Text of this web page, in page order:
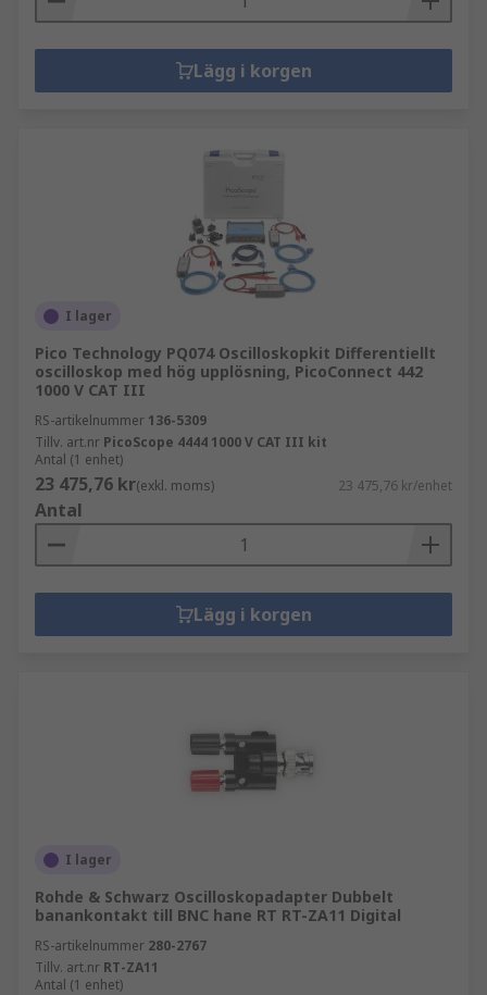
Lägg i korgen
I lager
Pico Technology PQ074 Oscilloskopkit Differentiellt
oscilloskop med hög upplösning, PicoConnect 442
1000 V CAT III
RS-artikelnummer 136-5309
Tillv. art.nr PicoScope 4444 1000 V CAT III kit
Antal (1 enhet)
23 475,76 kr(exkl. moms) 23 475,76 kr/enhet
Antal
Lägg i korgen
I lager
Rohde & Schwarz Oscilloskopadapter Dubbelt
banankontakt till BNC hane RT RT-ZA11 Digital
RS-artikelnummer 280-2767
Tillv. art.nr RT-ZA11
Antal (1 enhet)